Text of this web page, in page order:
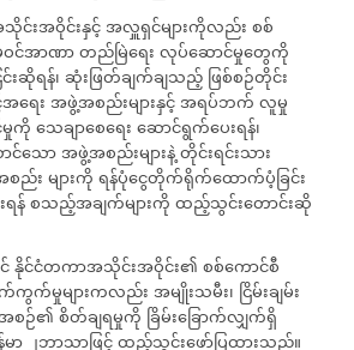
င်းအဝိုင်းနှင့် အလှူရှင်များကိုလည်း စစ်
င်အာဏာ တည်မြဲရေး လုပ်ဆောင်မှုတွေကို
ဆိုရန်၊ ဆုံးဖြတ်ချက်ချသည့် ဖြစ်စဉ်တိုင်း
ရေး အဖွဲ့အစည်းများနှင့် အရပ်ဘက် လူမှု
ကို သေချာ‌စေရေး ဆောင်ရွက်ပေးရန်၊
ာင်သော အဖွဲ့အစည်းများနဲ့ တိုင်းရင်းသား
များကို ရန်ပုံငွေတိုက်ရိုက်ထောက်ပံ့ခြင်း
ရန် စသည့်အချက်များကို ထည့်သွင်းတောင်းဆို
နိုင်ငံတကာအသိုင်းအဝိုင်း၏ စစ်ကောင်စီ
ကွက်မှုများကလည်း အမျိုးသမီး၊ ငြိမ်းချမ်း
စဉ်၏ စိတ်ချရမှုကို ခြိမ်းခြောက်လျှက်ရှိ
န်မာ ၂ဘာသာဖြင့် ထည့်သွင်းဖော်ပြထားသည်။